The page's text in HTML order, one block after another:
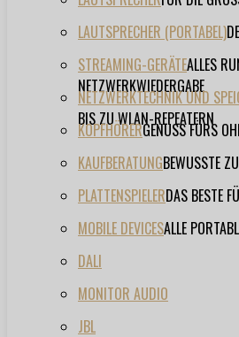
LAUTSPRECHER (PORTABEL)
STREAMING-GERÄTEALLES
NETZWERKWIEDERGABE
NETZWERKTECHNIK UND
BIS ZU WLAN-REPEATERN
KOPFHÖRERGENUSS FÜRS
KAUFBERATUNGBEWUSSTE
PLATTENSPIELERDAS BESTE
MOBILE DEVICESALLE
DALI
MONITOR AUDIO
JBL